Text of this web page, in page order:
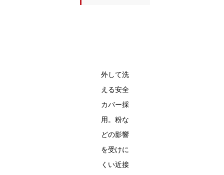
外して洗
える安全
カバー採
用。粉な
どの影響
を受けに
くい近接